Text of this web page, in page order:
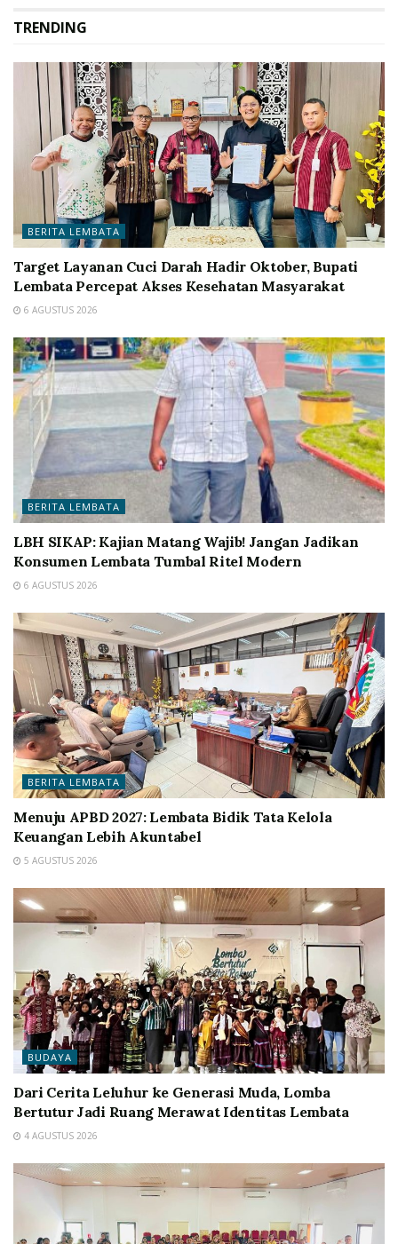
TRENDING
BERITA LEMBATA
Target Layanan Cuci Darah Hadir Oktober, Bupati
Lembata Percepat Akses Kesehatan Masyarakat
6 AGUSTUS 2026
BERITA LEMBATA
LBH SIKAP: Kajian Matang Wajib! Jangan Jadikan
Konsumen Lembata Tumbal Ritel Modern
6 AGUSTUS 2026
BERITA LEMBATA
Menuju APBD 2027: Lembata Bidik Tata Kelola
Keuangan Lebih Akuntabel
5 AGUSTUS 2026
BUDAYA
Dari Cerita Leluhur ke Generasi Muda, Lomba
Bertutur Jadi Ruang Merawat Identitas Lembata
4 AGUSTUS 2026